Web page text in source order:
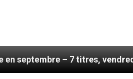
– 7 titres, vendredi 7 août